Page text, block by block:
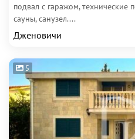
подвал с гаражом,
сауны, санузел....
Дженовичи
5